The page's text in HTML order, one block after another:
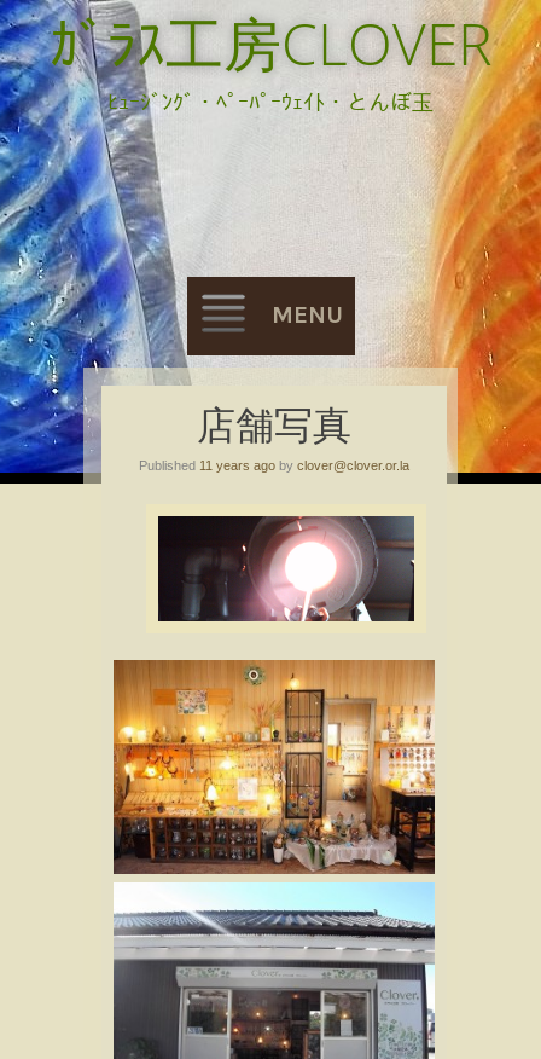
ｶﾞﾗｽ工房CLOVER
ﾋｭｰｼﾞﾝｸﾞ・ﾍﾟｰﾊﾟｰｳｪｲﾄ・とんぼ玉
MENU
Skip
to
店舗写真
Published 11 years ago by clover@clover.or.la